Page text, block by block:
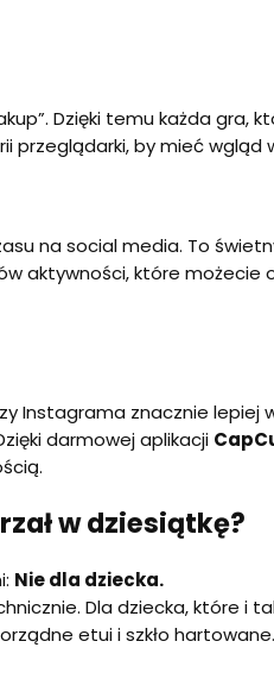
Dzięki temu każda gra,
by mieć wgląd
na social media. To
aktywności, które możecie
Instagrama znacznie lepiej
darmowej aplikacji
w dziesiątkę?
Nie dla dziecka.
Dla dziecka, które i
etui i szkło hartowane.